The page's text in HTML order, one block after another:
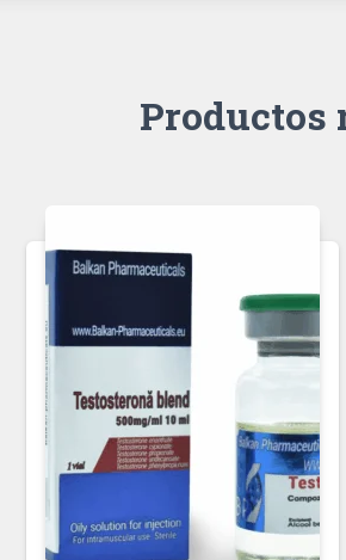
Productos